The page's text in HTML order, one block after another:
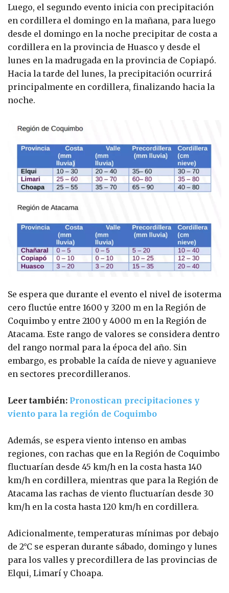
Luego, el segundo evento inicia con precipitación
en cordillera el domingo en la mañana, para luego
desde el domingo en la noche precipitar de costa a
cordillera en la provincia de Huasco y desde el
lunes en la madrugada en la provincia de Copiapó.
Hacia la tarde del lunes, la precipitación ocurrirá
principalmente en cordillera, finalizando hacia la
noche.
Se espera que durante el evento el nivel de isoterma
cero fluctúe entre 1600 y 3200 m en la Región de
Coquimbo y entre 2100 y 4000 m en la Región de
Atacama. Este rango de valores se considera dentro
del rango normal para la época del año. Sin
embargo, es probable la caída de nieve y aguanieve
en sectores precordilleranos.
Leer también: Pronostican precipitaciones y
viento para la región de Coquimbo
Además, se espera viento intenso en ambas
regiones, con rachas que en la Región de Coquimbo
fluctuarían desde 45 km/h en la costa hasta 140
km/h en cordillera, mientras que para la Región de
Atacama las rachas de viento fluctuarían desde 30
km/h en la costa hasta 120 km/h en cordillera.
Adicionalmente, temperaturas mínimas por debajo
de 2°C se esperan durante sábado, domingo y lunes
para los valles y precordillera de las provincias de
Elqui, Limarí y Choapa.